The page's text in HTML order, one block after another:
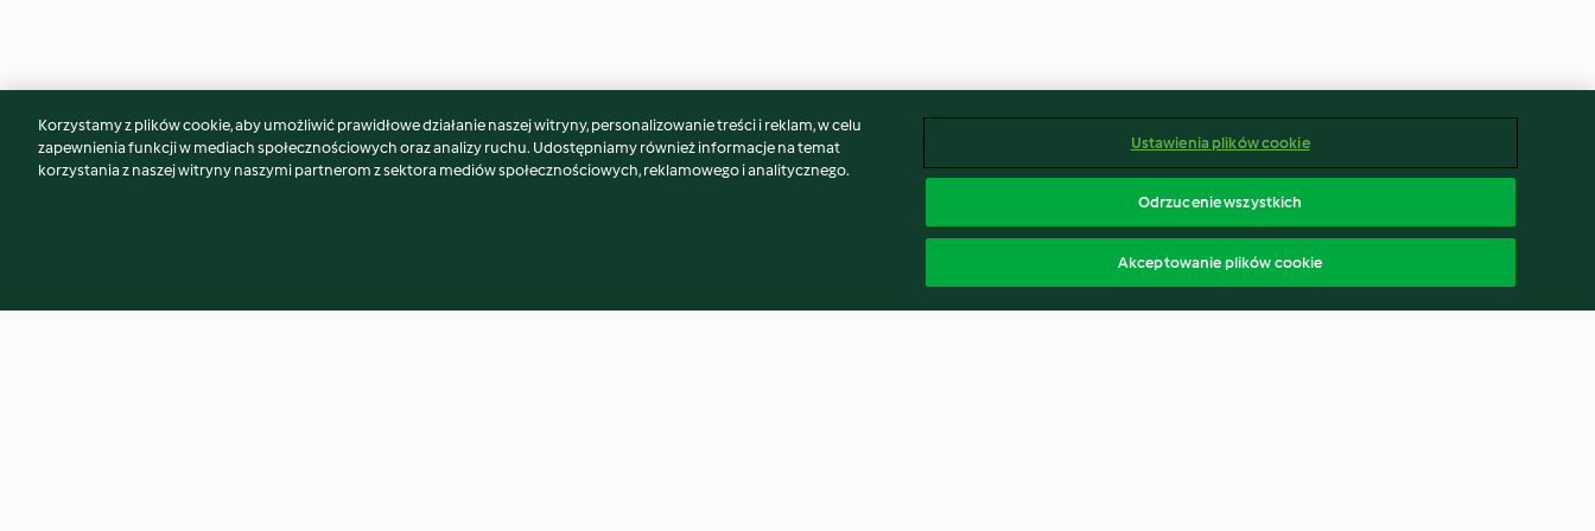
Może spodoba Ci się również...
Korzystamy z plików cookie, aby umożliwić prawidłowe działanie naszej witryny, personalizowanie treści i reklam, w celu
zapewnienia funkcji w mediach społecznościowych oraz analizy ruchu. Udostępniamy również informacje na temat
korzystania z naszej witryny naszymi partnerom z sektora mediów społecznościowych, reklamowego i analitycznego.
Ustawienia plików cookie
Odrzucenie wszystkich
Akceptowanie plików cookie